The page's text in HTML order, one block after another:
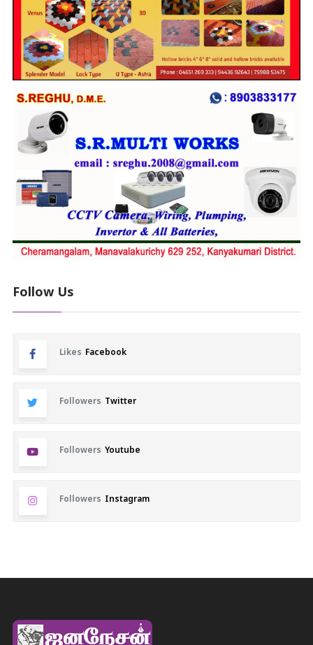
Follow Us
Likes Facebook
Followers Twitter
Followers Youtube
Followers Instagram